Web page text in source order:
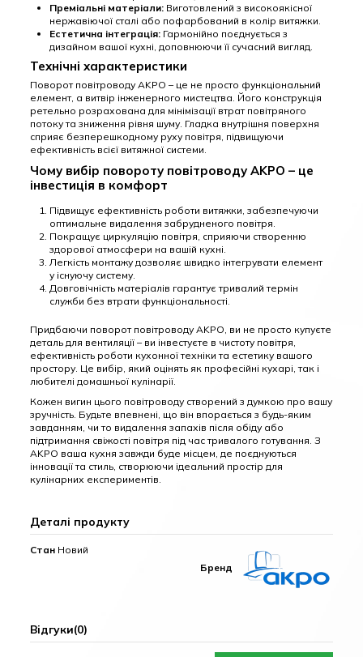
Преміальні матеріали: Виготовлений з високоякісної
нержавіючої сталі або пофарбований в колір витяжки.
Естетична інтеграція: Гармонійно поєднується з
дизайном вашої кухні, доповнюючи її сучасний вигляд.
Технічні характеристики
Поворот повітроводу AKPO – це не просто функціональний
елемент, а витвір інженерного мистецтва. Його конструкція
ретельно розрахована для мінімізації втрат повітряного
потоку та зниження рівня шуму. Гладка внутрішня поверхня
сприяє безперешкодному руху повітря, підвищуючи
ефективність всієї витяжної системи.
Чому вибір повороту повітроводу AKPO – це
інвестиція в комфорт
Підвищує ефективність роботи витяжки, забезпечуючи
оптимальне видалення забрудненого повітря.
Покращує циркуляцію повітря, сприяючи створенню
здорової атмосфери на вашій кухні.
Легкість монтажу дозволяє швидко інтегрувати елемент
у існуючу систему.
Довговічність матеріалів гарантує тривалий термін
служби без втрати функціональності.
Придбаючи поворот повітроводу AKPO, ви не просто купуєте
деталь для вентиляції – ви інвестуєте в чистоту повітря,
ефективність роботи кухонної техніки та естетику вашого
простору. Це вибір, який оцінять як професійні кухарі, так і
любителі домашньої кулінарії.
Кожен вигин цього повітроводу створений з думкою про вашу
зручність. Будьте впевнені, що він впорається з будь-яким
завданням, чи то видалення запахів після обіду або
підтримання свіжості повітря під час тривалого готування. З
AKPO ваша кухня завжди буде місцем, де поєднуються
інновації та стиль, створюючи ідеальний простір для
кулінарних експериментів.
Деталі продукту
Бренд
Стан Новий
Відгуки(0)